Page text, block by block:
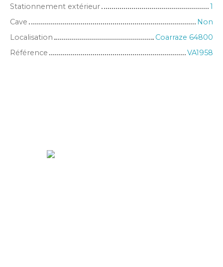
Stationnement extérieur
1
Cave
Non
Localisation
Coarraze 64800
Référence
VA1958